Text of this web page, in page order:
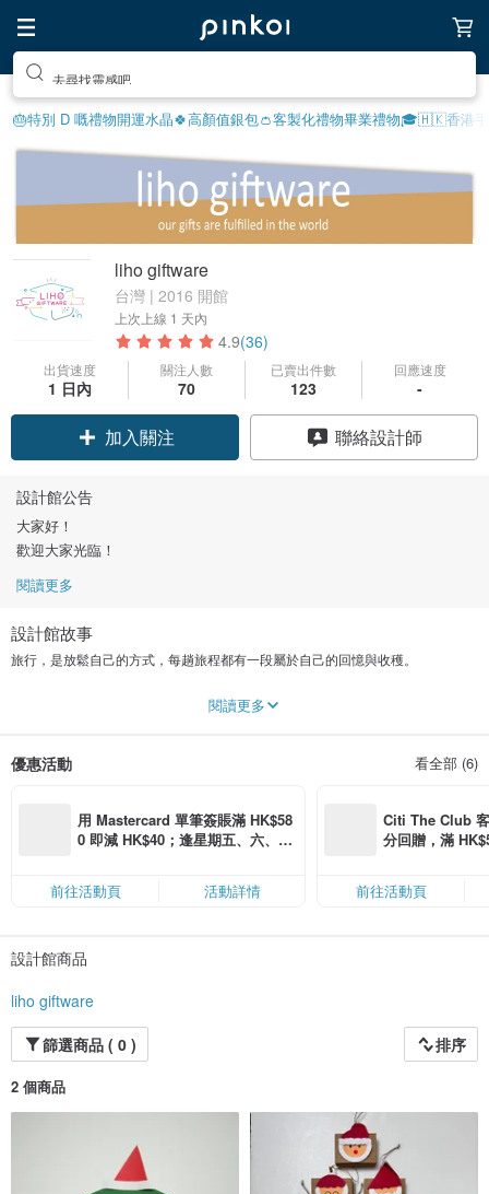
去尋找靈感吧
🎂特別 D 嘅禮物開運水晶🍀高顏值銀包👛客製化禮物畢業禮物🎓🇭🇰香港
liho giftware
台灣 | 2016 開館
上次上線 1 天內
4.9(36)
出貨速度
1 日內
關注人數
70
已賣出件數
123
回應速度
-
加入關注
聯絡設計師
設計館公告
大家好！
歡迎大家光臨！
閱讀更多
設計館故事
旅行，是放鬆自己的方式，每趟旅程都有一段屬於自己的回憶與收穫。
藉由紀念品的收藏，為自己的生活做個紀錄。
遇到生活的瓶頸時，總愛看看自己旅行紀錄，重拾信心與勇氣。
遠離自己熟悉的居住環境，是心境轉換的開頭。
想想因為忙碌而忽視所愛的人，重新檢視生活，發現原來世界那麼美，原來自己
藝術，就在生活的周遭，或者，生活就是一門藝術。
而我們只是一道橋樑，將這門藝術透過物化的方式留在您的心中。
閱讀更多
優惠活動 看全部 (6)
用 Mastercard 單筆簽賬滿 HK$58
0 即減 HK$40；逢星期五、六、日
卡」結帳）
前往活動頁 活動詳情
Citi The Club
分回贈，滿
前往活動頁
設計館商品
liho giftware
篩選商品 ( 0 )
排序
2 個商品